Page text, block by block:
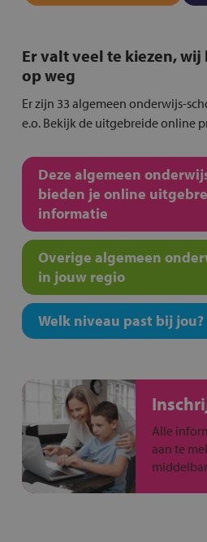
Er valt veel te kiezen,
op weg
Er zijn 33 algemeen onderwijs-
e.o. Bekijk de uitgebreide online
Deze algemeen
bieden je online
informatie
Overige algemeen
in jouw regio
Welk niveau past bij jou?
Alle
aan te